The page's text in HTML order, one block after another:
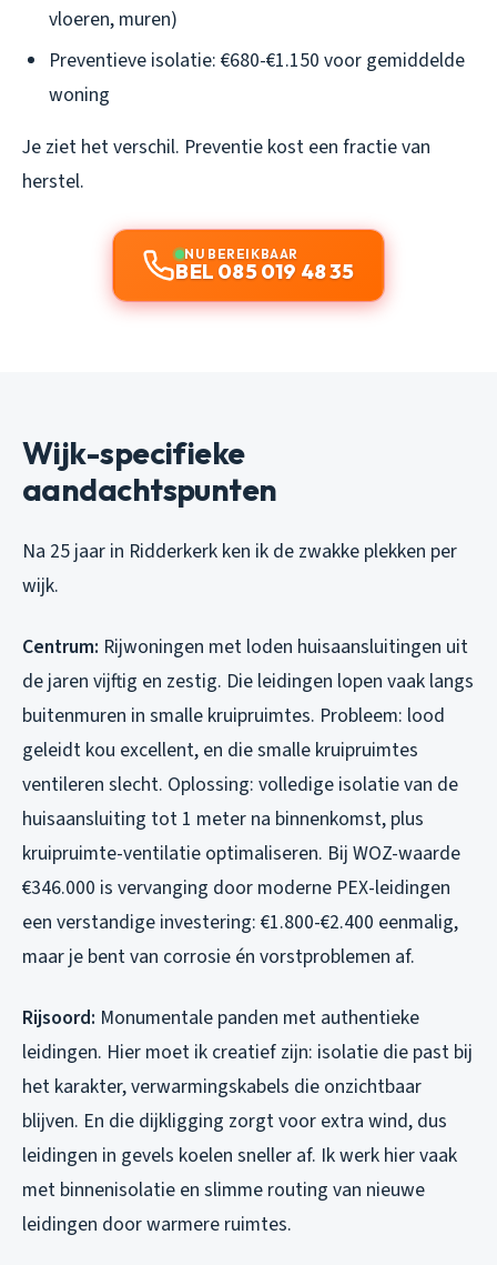
vloeren, muren)
Preventieve isolatie: €680-€1.150 voor gemiddelde
woning
Je ziet het verschil. Preventie kost een fractie van
herstel.
NU BEREIKBAAR
BEL 085 019 48 35
Wijk-specifieke
aandachtspunten
Na 25 jaar in Ridderkerk ken ik de zwakke plekken per
wijk.
Centrum: Rijwoningen met loden huisaansluitingen uit
de jaren vijftig en zestig. Die leidingen lopen vaak langs
buitenmuren in smalle kruipruimtes. Probleem: lood
geleidt kou excellent, en die smalle kruipruimtes
ventileren slecht. Oplossing: volledige isolatie van de
huisaansluiting tot 1 meter na binnenkomst, plus
kruipruimte-ventilatie optimaliseren. Bij WOZ-waarde
€346.000 is vervanging door moderne PEX-leidingen
een verstandige investering: €1.800-€2.400 eenmalig,
maar je bent van corrosie én vorstproblemen af.
Rijsoord: Monumentale panden met authentieke
leidingen. Hier moet ik creatief zijn: isolatie die past bij
het karakter, verwarmingskabels die onzichtbaar
blijven. En die dijkligging zorgt voor extra wind, dus
leidingen in gevels koelen sneller af. Ik werk hier vaak
met binnenisolatie en slimme routing van nieuwe
leidingen door warmere ruimtes.